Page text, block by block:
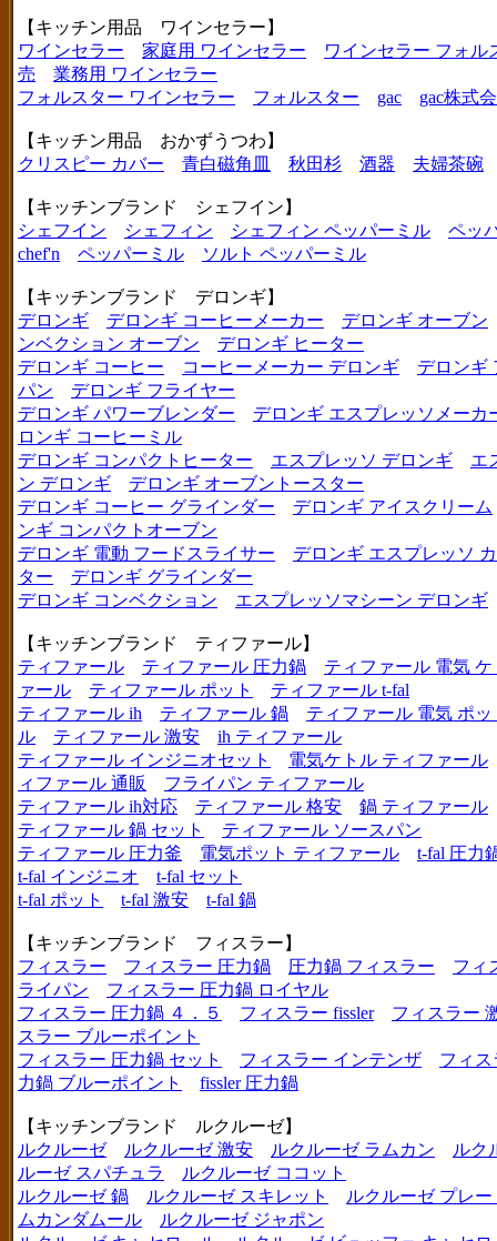
【キッチン用品 ワインセラー】
ワインセラー
家庭用 ワインセラー
ワインセラー フォル
売
業務用 ワインセラー
フォルスター ワインセラー
フォルスター gac gac株式
【キッチン用品 おかずうつわ】
クリスピー カバー
青白磁角皿 秋田杉 酒器 夫婦茶碗
【キッチンブランド シェフイン】
シェフイン
シェフィン シェフィン ペッパーミル
ペッ
chef'n
ペッパーミル ソルト ペッパーミル
【キッチンブランド デロンギ】
デロンギ
デロンギ コーヒーメーカー
デロンギ オーブン
ンベクション オーブン
デロンギ ヒーター
デロンギ コーヒー
コーヒーメーカー デロンギ
デロンギ
パン
デロンギ フライヤー
デロンギ パワーブレンダー
デロンギ エスプレッソメーカ
ロンギ コーヒーミル
デロンギ コンパクトヒーター
エスプレッソ デロンギ
エ
ン デロンギ
デロンギ オーブントースター
デロンギ コーヒー グラインダー
デロンギ アイスクリーム
ンギ コンパクトオーブン
デロンギ 電動 フードスライサー
デロンギ エスプレッソ
ター
デロンギ グラインダー
デロンギ コンベクション
エスプレッソマシーン デロンギ
【キッチンブランド ティファール】
ティファール
ティファール 圧力鍋
ティファール 電気 ケ
ァール
ティファール ポット
ティファール t-fal
ティファール ih
ティファール 鍋
ティファール 電気 ポッ
ル
ティファール 激安
ih ティファール
ティファール インジニオセット
電気ケトル ティファール
ィファール 通販
フライパン ティファール
ティファール ih対応
ティファール 格安
鍋 ティファール
ティファール 鍋 セット
ティファール ソースパン
ティファール 圧力釜
電気ポット ティファール
t-fal 圧力
t-fal インジニオ
t-fal セット
t-fal ポット
t-fal 激安 t-fal 鍋
【キッチンブランド フィスラー】
フィスラー
フィスラー 圧力鍋 圧力鍋 フィスラー
フィ
ライパン
フィスラー 圧力鍋 ロイヤル
フィスラー 圧力鍋 ４．５
フィスラー fissler
フィスラー
スラー ブルーポイント
フィスラー 圧力鍋 セット
フィスラー インテンザ
フィ
力鍋 ブルーポイント
fissler 圧力鍋
【キッチンブランド ルクルーゼ】
ルクルーゼ
ルクルーゼ 激安 ルクルーゼ ラムカン
ルク
ルーゼ スパチュラ
ルクルーゼ ココット
ルクルーゼ 鍋
ルクルーゼ スキレット
ルクルーゼ プレ
ムカンダムール
ルクルーゼ ジャポン